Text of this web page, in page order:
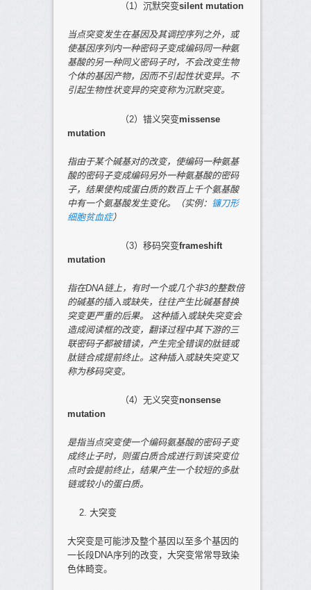
（1）沉默突变silent mutation
当点突变发生在基因及其调控序列之外，或
使基因序列内一种密码子变成编码同一种氨
基酸的另一种同义密码子时，不会改变生物
个体的基因产物，因而不引起性状变异。 不
引起生物性状变异的突变称为沉默突变。
（2）错义突变missense
mutation
指由于某个碱基对的改变，使编码一种氨基
酸的密码子变成编码另外一种氨基酸的密码
子，结果使构成蛋白质的数百上千个氨基酸
中有一个氨基酸发生变化。（实例： 镰刀形
细胞贫血症）
（3）移码突变frameshift
mutation
指在DNA链上，有时一个或几个非3的整数倍
的碱基的插入或缺失，往往产生比碱基替换
突变更严重的后果。
这种插入或缺失突变会
造成阅读框的改变，翻译过程中其下游的三
联密码子都被错读，产生完全错误的肽链或
肽链合成提前终止。这种插入或缺失突变又
称为移码突变。
（4）无义突变nonsense
mutation
是指当点突变使一个编码氨基酸的密码子变
成终止子时，则蛋白质合成进行到该突变位
点时会提前终止，结果产生一个较短的多肽
链或较小的蛋白质。
大突变
大突变是可能涉及整个基因以至多个基因的
一长段DNA序列的改变，大突变常常导致染
色体畸变。